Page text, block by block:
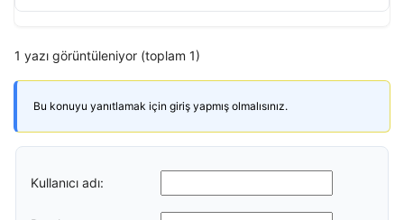
1 yazı görüntüleniyor (toplam 1)
Bu konuyu yanıtlamak için giriş yapmış olmalısınız.
Kullanıcı adı: